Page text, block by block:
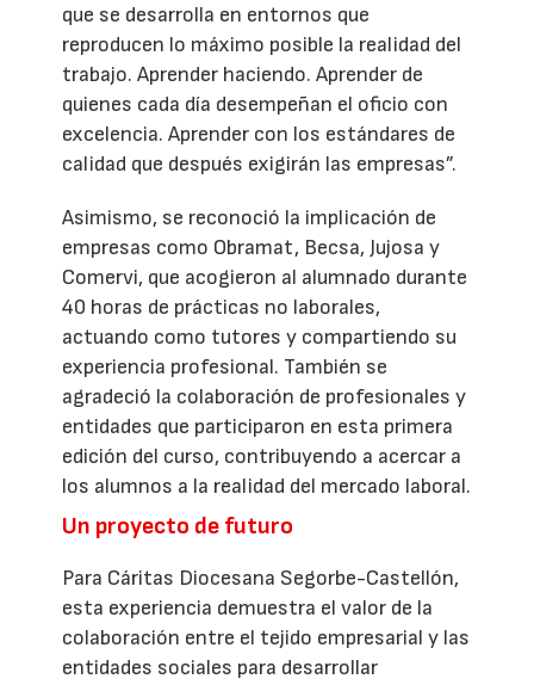
que se desarrolla en entornos que
reproducen lo máximo posible la realidad del
trabajo. Aprender haciendo. Aprender de
quienes cada día desempeñan el oficio con
excelencia. Aprender con los estándares de
calidad que después exigirán las empresas”.
Asimismo, se reconoció la implicación de
empresas como Obramat, Becsa, Jujosa y
Comervi, que acogieron al alumnado durante
40 horas de prácticas no laborales,
actuando como tutores y compartiendo su
experiencia profesional. También se
agradeció la colaboración de profesionales y
entidades que participaron en esta primera
edición del curso, contribuyendo a acercar a
los alumnos a la realidad del mercado laboral.
Un proyecto de futuro
Para Cáritas Diocesana Segorbe-Castellón,
esta experiencia demuestra el valor de la
colaboración entre el tejido empresarial y las
entidades sociales para desarrollar